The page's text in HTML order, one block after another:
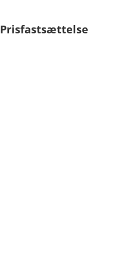
Prisfastsættelse